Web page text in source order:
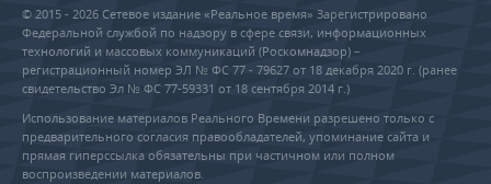
© 2015 - 2026 Сетевое издание «Реальное время» Зарегистрировано
Федеральной службой по надзору в сфере связи, информационных
технологий и массовых коммуникаций (Роскомнадзор) –
регистрационный номер ЭЛ № ФС 77 - 79627 от 18 декабря 2020 г. (ранее
свидетельство Эл № ФС 77-59331 от 18 сентября 2014 г.)
Использование материалов Реального Времени разрешено только с
предварительного согласия правообладателей, упоминание сайта и
прямая гиперссылка обязательны при частичном или полном
воспроизведении материалов.